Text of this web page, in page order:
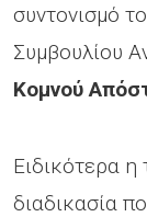
συντονισμό
Συμβουλίου
Κομνού
Ειδικότερα η
διαδικασία